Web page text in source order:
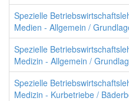
Spezielle
Medien - Allgemein /
Spezielle
Medizin - Allgemein /
Spezielle
Medizin - Kurbetriebe /